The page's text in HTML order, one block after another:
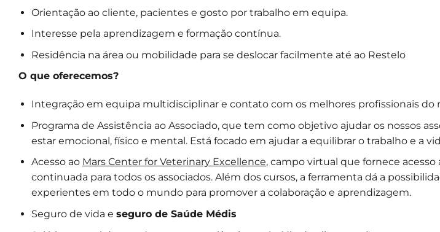
Orientação ao cliente, pacientes e gosto por trabalho em equipa.
Interesse pela aprendizagem e formação contínua.
Residência na área ou mobilidade para se deslocar facilmente até ao Restelo
O que oferecemos?
Integração em equipa multidisciplinar e contato com os melhores profissionais do
Programa de Assistência ao Associado, que tem como objetivo ajudar os nossos
estar emocional, físico e mental. Está focado em ajudar a equilibrar o trabalho e a
Acesso ao Mars Center for Veterinary Excellence, campo virtual que fornece acesso
continuada para todos os associados. Além dos cursos, a ferramenta dá a
experientes em todo o mundo para promover a colaboração e aprendizagem.
Seguro de vida e seguro de Saúde Médis